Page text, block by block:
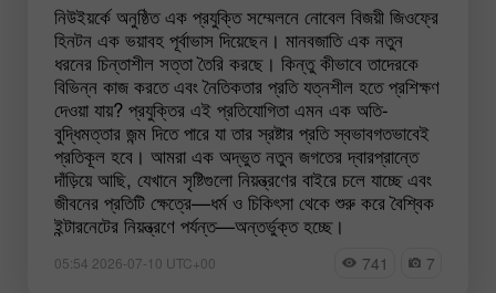
নিউইয়র্কে অনুষ্ঠিত এক প্রযুক্তি সম্মেলনে নোবেল বিজয়ী জিওফ্রে
হিনটন এক ভয়াবহ পূর্বাভাস দিয়েছেন। মানবজাতি এক নতুন
ধরনের চিন্তাশীল সত্তা তৈরি করছে। কিন্তু কীভাবে তাদেরকে
বিভিন্ন কাজ করতে এবং নৈতিকতার প্রতি যত্নশীল হতে প্রশিক্ষণ
দেওয়া যায়? প্রযুক্তির এই প্রতিযোগিতা এমন এক অতি-
বুদ্ধিমত্তার জন্ম দিতে পারে যা তার স্রষ্টার প্রতি স্বভাবগতভাবেই
প্রতিকূল হবে। আমরা এক অদ্ভুত নতুন জগতের দ্বারপ্রান্তে
দাঁড়িয়ে আছি, যেখানে সৃষ্টিগুলো নিয়ন্ত্রণের বাইরে চলে যাচ্ছে এবং
জীবনের প্রতিটি ক্ষেত্রে—ধর্ম ও চিকিৎসা থেকে শুরু করে বৈশ্বিক
ইন্টারনেটের নিয়ন্ত্রণে পর্যন্ত—অন্তর্ভুক্ত হচ্ছে।
05:54 2026-07-10 UTC+00 741 7